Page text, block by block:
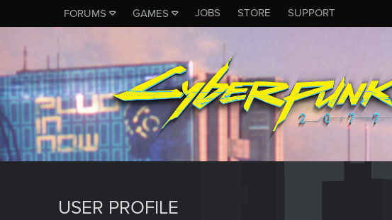
FORUMS GAMES JOBS STORE SUPPORT
USER PROFILE